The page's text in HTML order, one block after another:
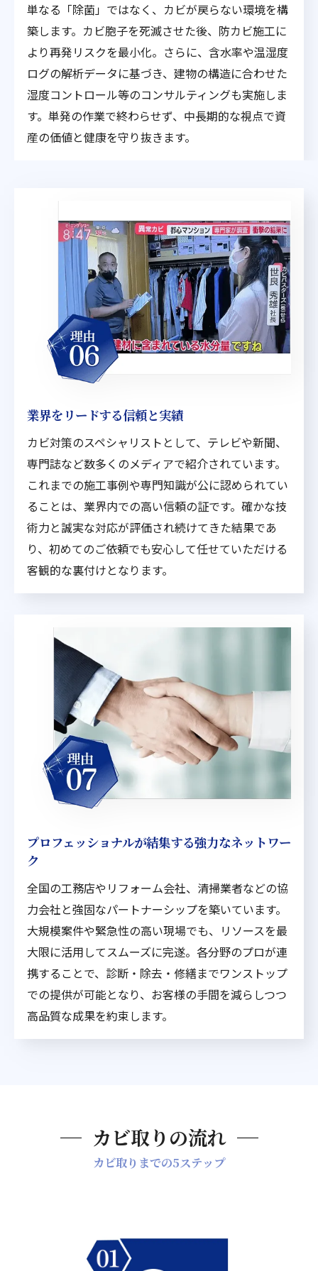
単なる「除菌」ではなく、カビが戻らない環境を構
築します。カビ胞子を死滅させた後、防カビ施工に
より再発リスクを最小化。さらに、含水率や温湿度
ログの解析データに基づき、建物の構造に合わせた
湿度コントロール等のコンサルティングも実施しま
す。単発の作業で終わらせず、中長期的な視点で資
産の価値と健康を守り抜きます。
業界をリードする信頼と実績
カビ対策のスペシャリストとして、テレビや新聞、
専門誌など数多くのメディアで紹介されています。
これまでの施工事例や専門知識が公に認められてい
ることは、業界内での高い信頼の証です。確かな技
術力と誠実な対応が評価され続けてきた結果であ
り、初めてのご依頼でも安心して任せていただける
客観的な裏付けとなります。
プロフェッショナルが結集する強力なネットワー
ク
全国の工務店やリフォーム会社、清掃業者などの協
力会社と強固なパートナーシップを築いています。
大規模案件や緊急性の高い現場でも、リソースを最
大限に活用してスムーズに完遂。各分野のプロが連
携することで、診断・除去・修繕までワンストップ
での提供が可能となり、お客様の手間を減らしつつ
高品質な成果を約束します。
カビ取りまでの5ステップ
カビ取りの流れ